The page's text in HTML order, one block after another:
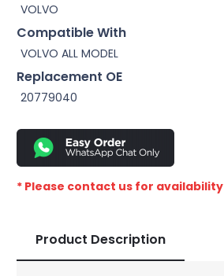
VOLVO
Compatible With
VOLVO ALL MODEL
Replacement OE
20779040
* Please contact us for availability
Product Description